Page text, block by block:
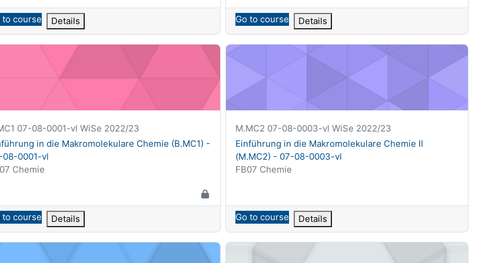
to course Details Go to course Details
in die Makromolekulare Chemie (B.MC1) - 07-08-0001-vl
nazwa kursu
07-08-0001-vl WiSe 2022/23
kursuin die Makromolekulare Chemie (B.MC1) -
08-0001-vl
kursu
Chemie
to course Details
Einführung in die Makromolekulare Chemie II (M.MC2) - 07-08-
Krótka nazwa kursu
M.MC2 07-08-0003-vl WiSe 2022/23
Nazwa kursu
Einführung in die Makromolekulare Chemie II
(M.MC2) - 07-08-0003-vl
Kategoria kursu
FB07 Chemie
Go to course Details
- 07-08-0017-pr
Praktikum Physikalische Chemie HP1 (M.PF1) - 07-04-0012-prGrundkurs Instrumentelle Analytik (B.IAG) - 07-09-0001-ku